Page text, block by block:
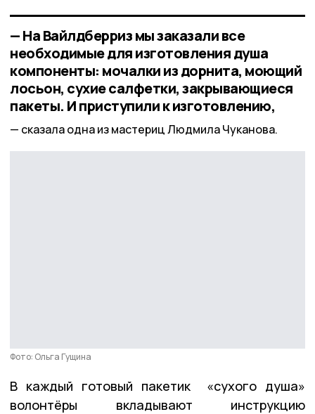
— На Вайлдберриз мы заказали все
необходимые для изготовления душа
компоненты: мочалки из дорнита, моющий
лосьон, сухие салфетки, закрывающиеся
пакеты. И приступили к изготовлению,
сказала одна из мастериц Людмила Чуканова.
Фото: Ольга Гущина
В каждый готовый пакетик «сухого душа»
волонтёры вкладывают инструкцию